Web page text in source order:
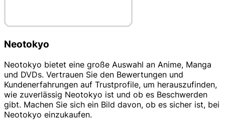
Neotokyo
Neotokyo bietet eine große Auswahl an Anime, Manga
und DVDs. Vertrauen Sie den Bewertungen und
Kundenerfahrungen auf Trustprofile, um herauszufinden,
wie zuverlässig Neotokyo ist und ob es Beschwerden
gibt. Machen Sie sich ein Bild davon, ob es sicher ist, bei
Neotokyo einzukaufen.